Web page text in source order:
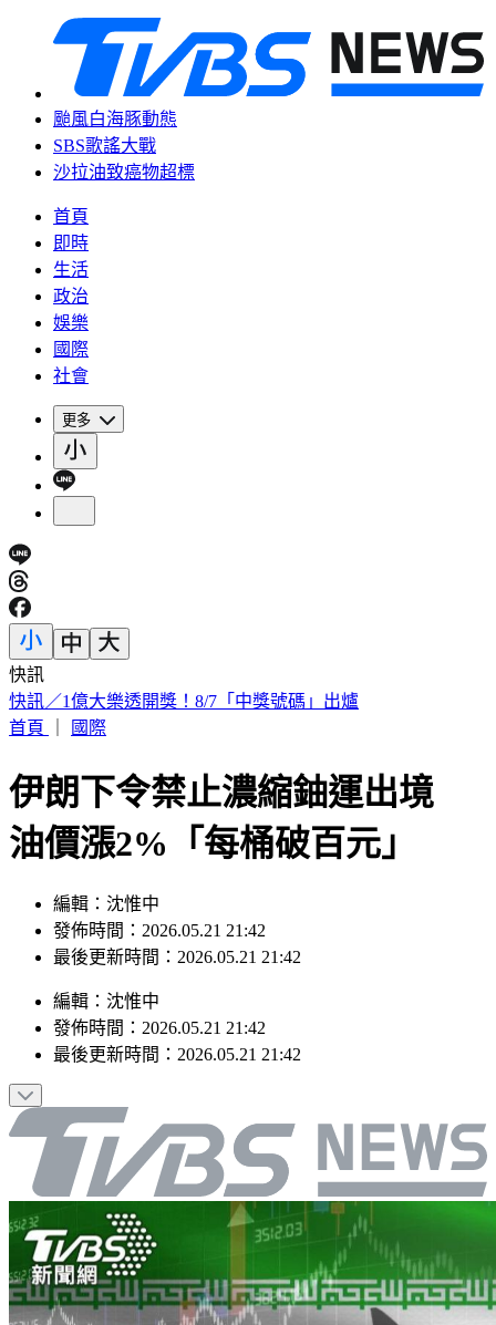
颱風白海豚動態
SBS歌謠大戰
沙拉油致癌物超標
首頁
即時
生活
政治
娛樂
國際
社會
更多
快訊
白海豚明逼近家門！「豪雨熱區」曝光 東部高溫36度
首頁
國際
伊朗下令禁止濃縮鈾運出境
油價漲2%「每桶破百元」
編輯：沈惟中
發佈時間：2026.05.21 21:42
最後更新時間：2026.05.21 21:42
編輯 ： 沈惟中
發佈時間： 2026.05.21 21:42
最後更新時間： 2026.05.21 21:42